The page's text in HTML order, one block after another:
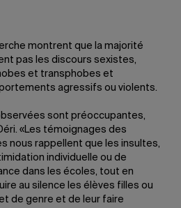
montrent que la majorité
pas les discours sexistes,
et transphobes et
agressifs ou violents.
sont préoccupantes,
«Les témoignages des
nous rappellent que les insultes,
individuelle ou de
dans les écoles, tout en
au silence les élèves filles ou
de genre et de leur faire